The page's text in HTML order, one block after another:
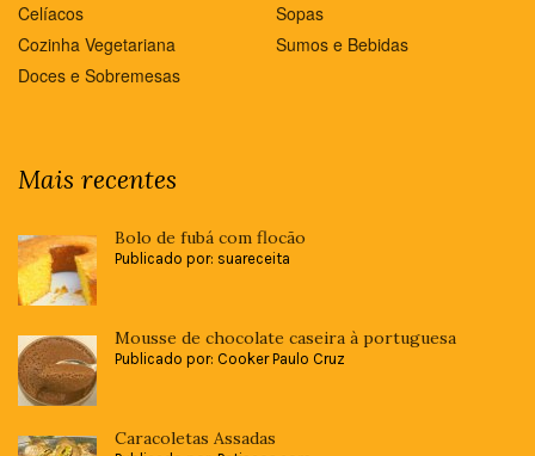
Celíacos
Cozinha Vegetariana
Doces e Sobremesas
Sopas
Sumos e Bebidas
Mais recentes
Bolo de fubá com flocão
Publicado por: suareceita
Mousse de chocolate caseira à portuguesa
Publicado por: Cooker Paulo Cruz
Caracoletas Assadas